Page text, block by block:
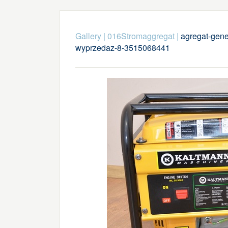
Gallery| 016Stromaggregat| agregat-
wyprzedaz-8-3515068441